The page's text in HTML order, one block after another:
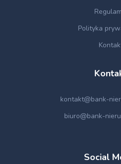
Polityka
kontakt@bank-
biuro@bank-
Social